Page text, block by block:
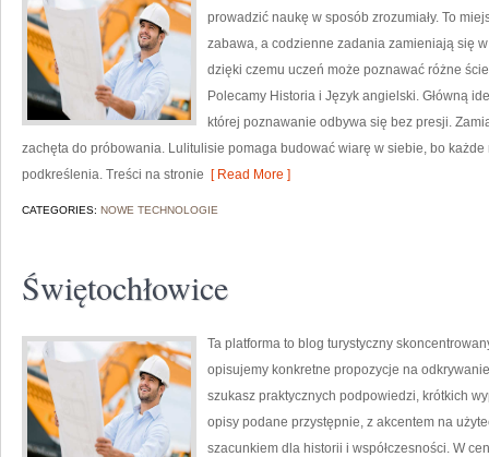
prowadzić naukę w sposób zrozumiały. To
zabawa, a codzienne zadania zamieniają się
dzięki czemu uczeń może poznawać różne
Polecamy Historia i Język angielski. Główną
której poznawanie odbywa się bez presji.
zachęta do próbowania. Lulitulisie pomaga budować wiarę w siebie, bo każde
podkreślenia. Treści na stronie [ Read More ]
CATEGORIES: NOWE TECHNOLOGIE
Świętochłowice
Ta platforma to blog turystyczny
opisujemy konkretne propozycje na
szukasz praktycznych podpowiedzi, krótkich
opisy podane przystępnie, z akcentem na
szacunkiem dla historii i współczesności. W